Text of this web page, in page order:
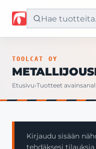
Etusivu
Yritys
TOOLCAT OY
Etusivu›Tuotteet
Kirjaudu sisään
tehdäksesi